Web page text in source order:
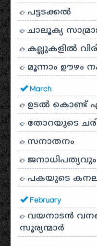
പട്ടടക്കൽ
ചാലൂക്യ
കല്ലുകളിൽ
മൂന്നാം ഊഴം
March
ഉടൽ കൊണ്ട്
തോറയുടെ
സനാതനം
പകയുടെ
February
വയനാടൻ
സൂര്യന്മാർ